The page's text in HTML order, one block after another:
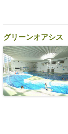
グリーンオアシス